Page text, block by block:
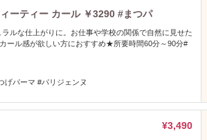
ーティー カール ￥3290 #まつパ
ルな仕上がりに。お仕事や学校の関係で自然に見せた
ール感が欲しい方におすすめ★所要時間60分～90分#
げパーマ #パリジェンヌ
¥3,490